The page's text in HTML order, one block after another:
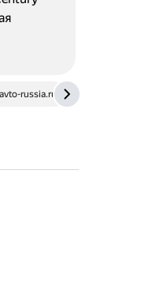
avto-russia.ru